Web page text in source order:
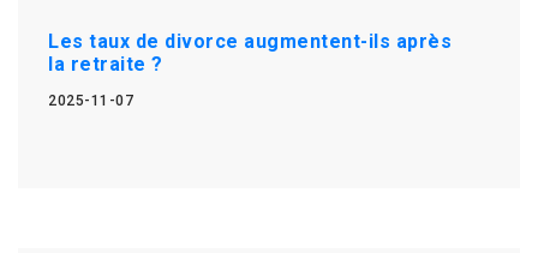
Les taux de divorce augmentent-ils après
la retraite ?
2025-11-07